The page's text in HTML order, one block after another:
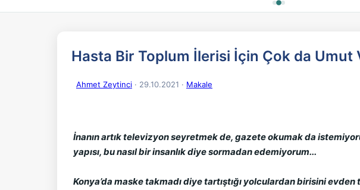
Hasta Bir Toplum İlerisi İçin Çok da Umut
Ahmet Zeytinci · 29.10.2021 · Makale
İnanın artık televizyon seyretmek de, gazete okumak da
yapısı, bu nasıl bir insanlık diye sormadan edemiyorum...
Konya’da maske takmadı diye tartıştığı yolculardan birisini